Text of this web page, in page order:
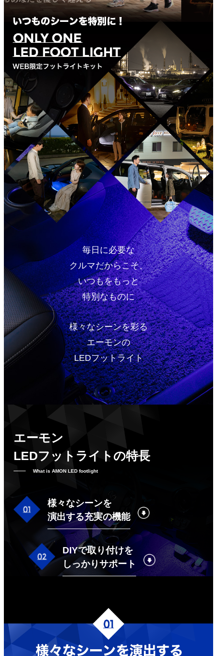
毎日に必要な
クルマだからこそ、
いつもをもっと
特別なものに
様々なシーンを彩る
エーモンの
LEDフットライト
エーモン
LEDフットライトの特長
What is AMON LED footlight
様々なシーンを
演出する充実の機能
DIYで取り付けを
しっかりサポート